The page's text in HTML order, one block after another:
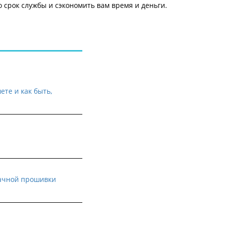
службы и сэкономить вам время и деньги.
и как быть,
прошивки